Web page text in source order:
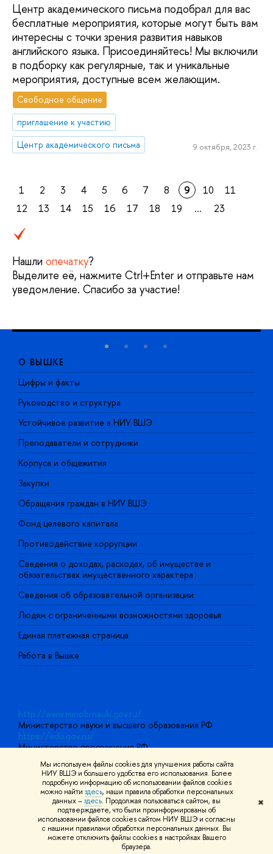
Мы используем файлы cookies для улучшения работы сайта
НИУ ВШЭ и большего удобства его использования. Более
подробную информацию об использовании файлов cookies
можно найти здесь, наши правила обработки персональных
данных –здесь. Продолжая пользоваться сайтом, вы
подтверждаете, что были проинформированы об
использовании файлов cookies сайтом НИУ ВШЭ и согласны
с нашими правилами обработки персональных данных. Вы
можете отключить файлы cookies в настройках Вашего
браузера.
✖
Центр академического письма подобрал для вас
бесплатные мероприятия, которые могут быть вам
интересны с точки зрения развития навыков
английского языка. Присоединяйтесь! Мы включили
в подборку как регулярные, так и уникальные
мероприятия, доступные всем желающим.
Свободное общение
приглашение к участию
Центр академического письма
9 октября, 2023 г.
1 2 3 4 5 6 7 8 9 10
11
12
13 14 15 16 17 18 19 ... 23
Нашли опечатку?
Выделите её, нажмите Ctrl+Enter и отправьте нам
уведомление. Спасибо за участие!
О ВЫШКЕ
Цифры и факты
Руководство и структура
Устойчивое развитие в НИУ ВШЭ
Преподаватели и сотрудники
Корпуса и общежития
Закупки
Обращения граждан в НИУ ВШЭ
Фонд целевого капитала
Противодействие коррупции
Сведения о доходах, расходах, об имуществе и
обязательствах имущественного характера
Сведения об образовательной организации
Людям с ограниченными возможностями здоровья
Единая платежная страница
Работа в Вышке
http://www.minobrnauki.gov.ru/
Министерство науки и высшего образования РФ
https://edu.gov.ru/
Министерство просвещения РФ
https://elearning.hse.ru/mooc
Массовые открытые онлайн-курсы
© НИУ ВШЭ 1993–2026 Адреса и контактыУсловия
использования материалов Политика конфиденциальности
Шрифты HSE Sans и HSE Slab разработаны вШколе дизайна НИУ